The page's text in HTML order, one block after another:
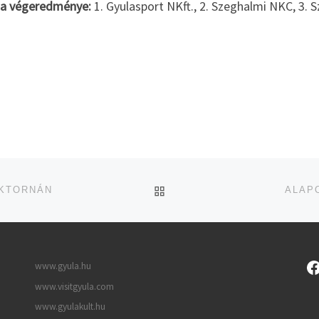
végeredménye: 1. Gyulasport NKft., 2. Szeghalmi NKC, 3.
UGRÁS AZ OLDAL
www.gyula.hu
www.visitgyula.com
www.gyulakult.hu